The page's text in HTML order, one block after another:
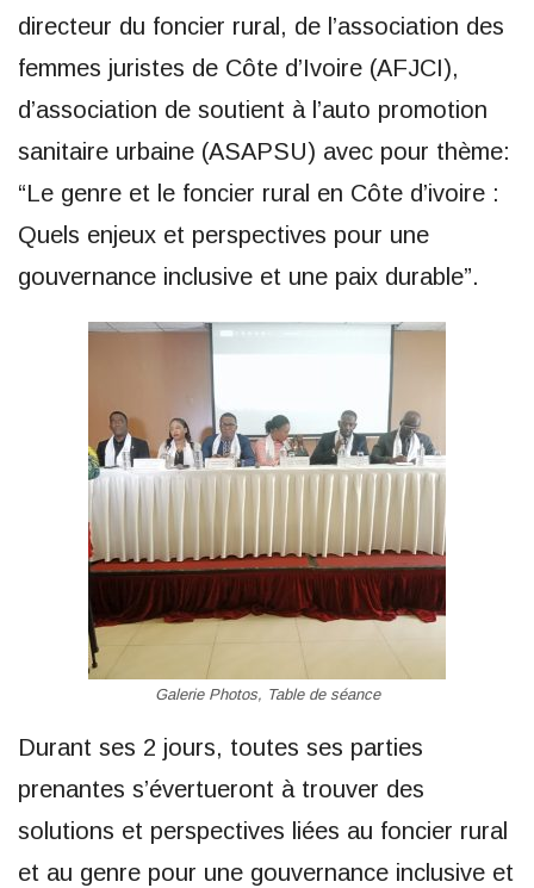
directeur du foncier rural, de l’association des
femmes juristes de Côte d’Ivoire (AFJCI),
d’association de soutient à l’auto promotion
sanitaire urbaine (ASAPSU) avec pour thème:
“Le genre et le foncier rural en Côte d’ivoire :
Quels enjeux et perspectives pour une
gouvernance inclusive et une paix durable”.
Galerie Photos, Table de séance
Durant ses 2 jours, toutes ses parties
prenantes s’évertueront à trouver des
solutions et perspectives liées au foncier rural
et au genre pour une gouvernance inclusive et